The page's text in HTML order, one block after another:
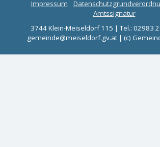
Impressum
Amtssignatur
3744 Klein-Meiseldorf 115 | Tel.: 02983
gemeinde@meiseldorf.gv.at | (c)